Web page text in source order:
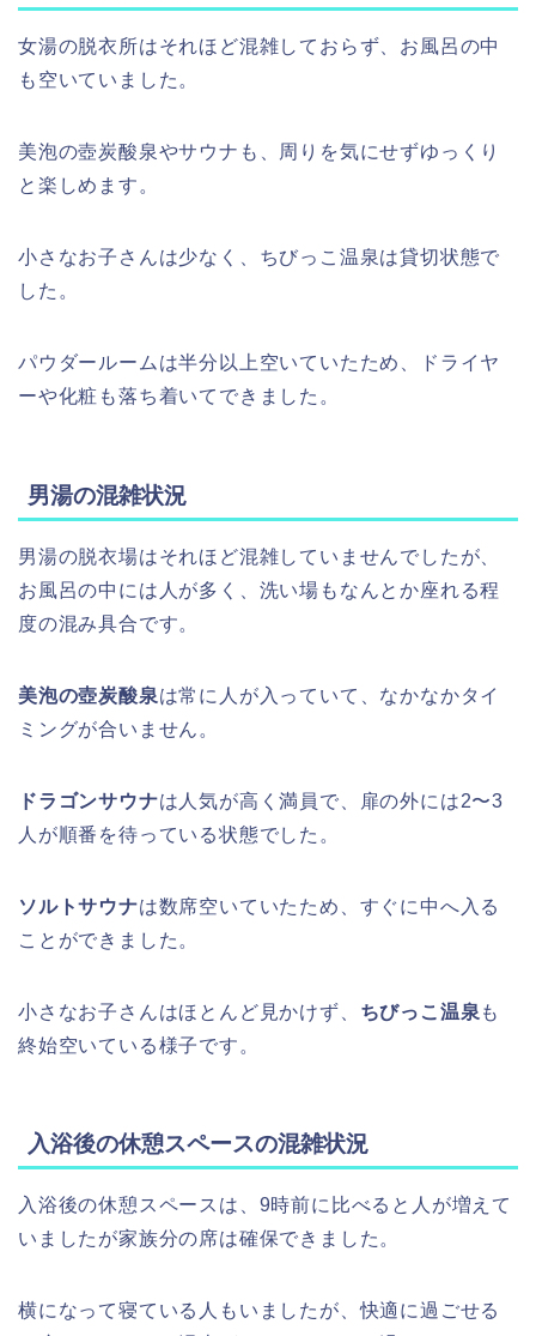
女湯の脱衣所はそれほど混雑しておらず、お風呂の中
も空いていました。
美泡の壺炭酸泉やサウナも、周りを気にせずゆっくり
と楽しめます。
小さなお子さんは少なく、ちびっこ温泉は貸切状態で
した。
パウダールームは半分以上空いていたため、ドライヤ
ーや化粧も落ち着いてできました。
男湯の混雑状況
男湯の脱衣場はそれほど混雑していませんでしたが、
お風呂の中には人が多く、洗い場もなんとか座れる程
度の混み具合です。
美泡の壺炭酸泉は常に人が入っていて、なかなかタイ
ミングが合いません。
ドラゴンサウナは人気が高く満員で、扉の外には2〜3
人が順番を待っている状態でした。
ソルトサウナは数席空いていたため、すぐに中へ入る
ことができました。
小さなお子さんはほとんど見かけず、 ちびっこ温泉 も
終始空いている様子です。
入浴後の休憩スペースの混雑状況
入浴後の休憩スペースは、9時前に比べると人が増えて
いましたが家族分の席は確保できました。
横になって寝ている人もいましたが、快適に過ごせる